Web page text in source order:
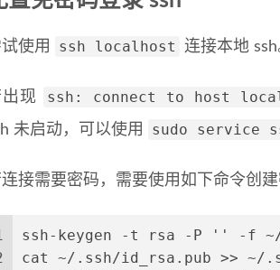
使用 ssh localhost 连接本地 ssh
现 ssh: connect to host
未启动，可以使用
sudo service
接需要密码，需要使用如下命令创建
ssh-keygen -t rsa -P '' -f
cat ~/.ssh/id_rsa.pub >> ~/